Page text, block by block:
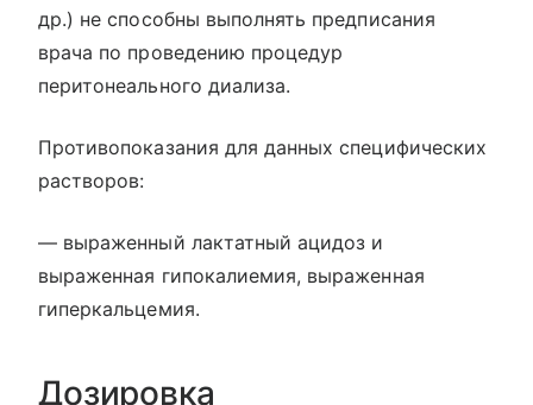
др.) не способны выполнять предписания
врача по проведению процедур
перитонеального диализа.
Противопоказания для данных специфических
растворов:
— выраженный лактатный ацидоз и
выраженная гипокалиемия, выраженная
гиперкальцемия.
Дозировка